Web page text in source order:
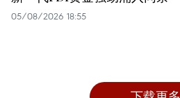
05/08/2026 18:55